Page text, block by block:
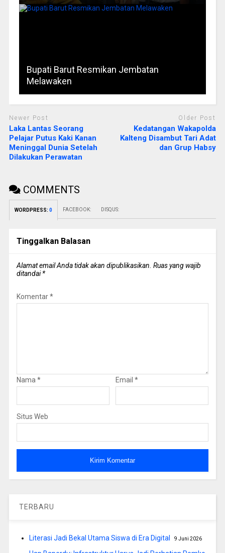
Bupati Barut Resmikan Jembatan
Melawaken
Newer Post
Laka Lantas Seorang
Pelajar Putus Kaki Kanan
Meninggal Dunia Setelah
Dilakukan Perawatan
Older Post
Kedatangan Wakapolda
Kalteng Disambut Tari Adat
dan Grup Habsy
COMMENTS
WORDPRESS: 0 FACEBOOK: DISQUS:
Tinggalkan Balasan
Alamat email Anda tidak akan dipublikasikan. Ruas yang wajib
ditandai*
Komentar*
Nama * Email *
Situs Web
TERBARU
Literasi Jadi Bekal Utama Siswa di Era Digital 9 Juni 2026